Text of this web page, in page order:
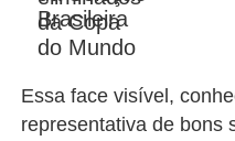
Essa face visível,
representativa de bons